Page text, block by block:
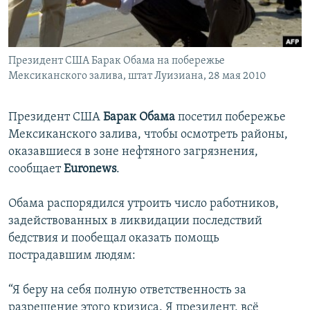
İNFOQRAFIKA
KARIKATURA
AZƏRBAYCAN ƏDƏBIYYATI KITABXANASI
İSLAM VƏ DEMOKRATIYA
İZ - MƏDƏNIYYƏT PROQRAMI
MISSIYAMIZ
PEŞƏ ETIKASI VƏ JURNALISTIKA STANDARTLARIMIZ
MATERIALLARIMIZDAN ISTIFADƏ
BIZIMLƏ ƏLAQƏ
XƏBƏR BÜLLETENLƏRIMIZ
BIZI IZLƏ
Президент США Барак Обама на побережье
Мексиканского залива, штат Луизиана, 28 мая 2010
Президент США Барак Обама посетил побережье
Мексиканского залива, чтобы осмотреть районы,
оказавшиеся в зоне нефтяного загрязнения,
сообщаетEuronews.
Обама распорядился утроить число работников,
задействованных в ликвидации последствий
бедствия и пообещал оказать помощь
пострадавшим людям:
“Я беру на себя полную ответственность за